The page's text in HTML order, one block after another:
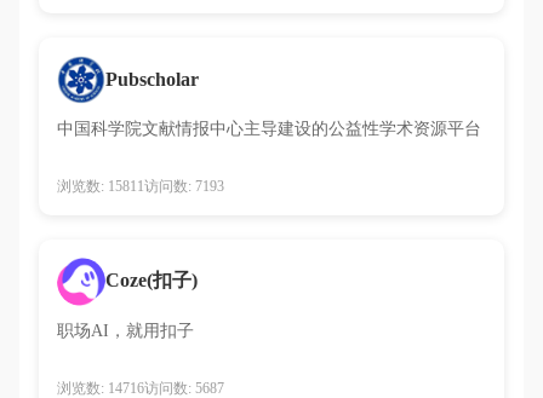
Pubscholar
中国科学院文献情报中心主导建设的公益性学术资源平台
浏览数: 15811访问数: 7193
Coze(扣子)
职场AI，就用扣子
浏览数: 14716访问数: 5687